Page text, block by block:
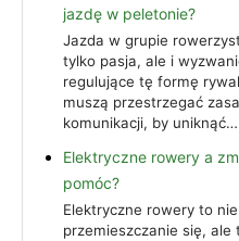
jazdę w peletonie?
Jazda w grupie
tylko pasja, ale i
regulujące tę formę
muszą przestrzegać
komunikacji, by uniknąć…
Elektryczne rowery a
pomóc?
Elektryczne rowery to
przemieszczanie się,